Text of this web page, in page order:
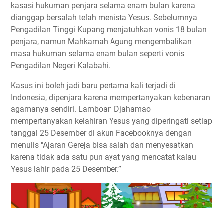
kasasi hukuman penjara selama enam bulan karena
dianggap bersalah telah menista Yesus. Sebelumnya
Pengadilan Tinggi Kupang menjatuhkan vonis 18 bulan
penjara, namun Mahkamah Agung mengembalikan
masa hukuman selama enam bulan seperti vonis
Pengadilan Negeri Kalabahi.
Kasus ini boleh jadi baru pertama kali terjadi di
Indonesia, dipenjara karena mempertanyakan kebenaran
agamanya sendiri. Lamboan Djahamao
mempertanyakan kelahiran Yesus yang diperingati setiap
tanggal 25 Desember di akun Facebooknya dengan
menulis "Ajaran Gereja bisa salah dan menyesatkan
karena tidak ada satu pun ayat yang mencatat kalau
Yesus lahir pada 25 Desember.”